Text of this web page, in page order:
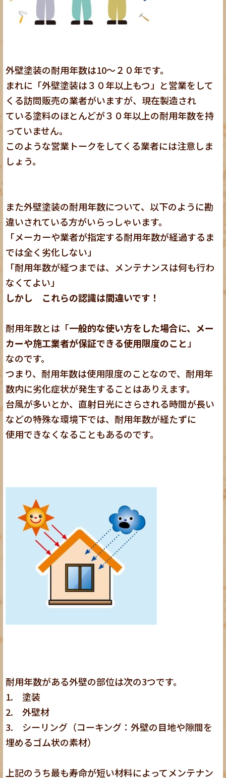
外壁塗装の耐用年数は10～２０年です。
まれに「外壁塗装は３０年以上もつ」と営業をして
くる訪問販売の業者がいますが、現在製造され
ている塗料のほとんどが３０年以上の耐用年数を持
っていません。
このような営業トークをしてくる業者には注意しま
しょう。
また外壁塗装の耐用年数について、以下のように勘
違いされている方がいらっしゃいます。
「メーカーや業者が指定する耐用年数が経過するま
では全く劣化しない」
「耐用年数が経つまでは、メンテナンスは何も行わ
なくてよい」
しかし これらの認識は間違いです！
耐用年数とは「一般的な使い方をした場合に、メー
カーや施工業者が保証できる使用限度のこと 」
なのです。
つまり、耐用年数は使用限度のことなので、耐用年
数内に劣化症状が発生することはありえます。
台風が多いとか、直射日光にさらされる時間が長い
などの特殊な環境下では、耐用年数が経たずに
使用できなくなることもあるのです。
耐用年数がある外壁の部位は次の3つです。
1. 塗装
2. 外壁材
3. シーリング（コーキング：外壁の目地や隙間を
埋めるゴム状の素材）
上記のうち最も寿命が短い材料によってメンテナン